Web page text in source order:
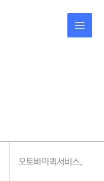
오토바이퀵서비스,